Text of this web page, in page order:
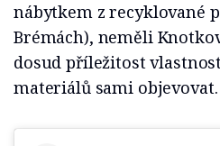
nábytkem z recyklované
Brémách), neměli
dosud příležitost
materiálů sami objevovat.